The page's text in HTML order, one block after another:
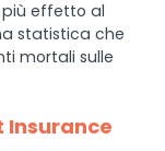
effetto al
statistica che
mortali sulle
Insurance